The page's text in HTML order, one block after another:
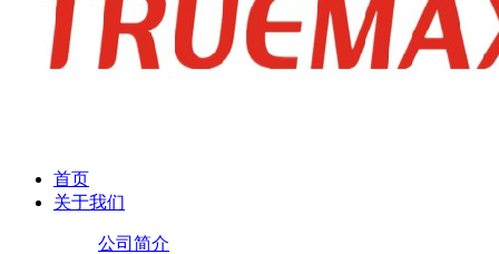
首页
关于我们
公司简介